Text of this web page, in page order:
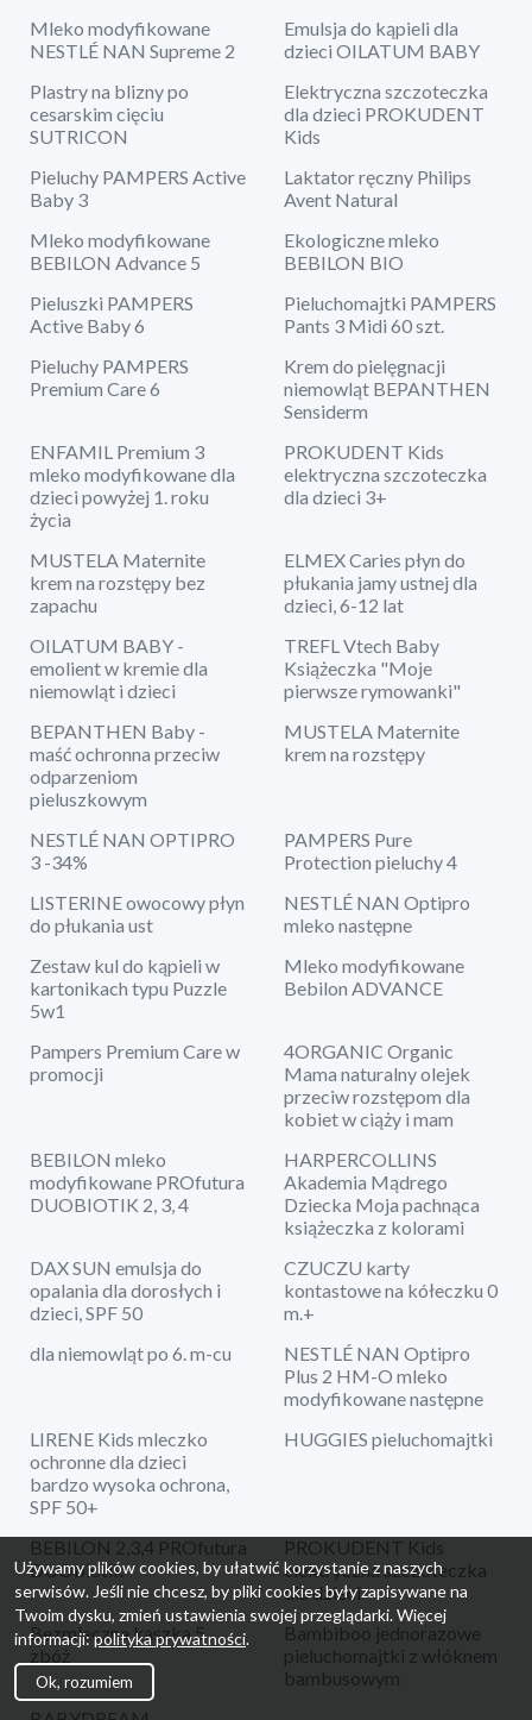
Mleko modyfikowane
NESTLÉ NAN Supreme 2
Emulsja do kąpieli dla
dzieci OILATUM BABY
Plastry na blizny po
cesarskim cięciu
SUTRICON
Elektryczna szczoteczka
dla dzieci PROKUDENT
Kids
Pieluchy PAMPERS Active
Baby 3
Laktator ręczny Philips
Avent Natural
Mleko modyfikowane
BEBILON Advance 5
Ekologiczne mleko
BEBILON BIO
Pieluszki PAMPERS
Active Baby 6
Pieluchomajtki PAMPERS
Pants 3 Midi 60 szt.
Pieluchy PAMPERS
Premium Care 6
Krem do pielęgnacji
niemowląt BEPANTHEN
Sensiderm
ENFAMIL Premium 3
mleko modyfikowane dla
dzieci powyżej 1. roku
życia
PROKUDENT Kids
elektryczna szczoteczka
dla dzieci 3+
MUSTELA Maternite
krem na rozstępy bez
zapachu
ELMEX Caries płyn do
płukania jamy ustnej dla
dzieci, 6-12 lat
OILATUM BABY -
emolient w kremie dla
niemowląt i dzieci
TREFL Vtech Baby
Książeczka "Moje
pierwsze rymowanki"
BEPANTHEN Baby -
maść ochronna przeciw
odparzeniom
pieluszkowym
MUSTELA Maternite
krem na rozstępy
NESTLÉ NAN OPTIPRO
3 -34%
PAMPERS Pure
Protection pieluchy 4
LISTERINE owocowy płyn
do płukania ust
NESTLÉ NAN Optipro
mleko następne
Zestaw kul do kąpieli w
kartonikach typu Puzzle
5w1
Mleko modyfikowane
Bebilon ADVANCE
Pampers Premium Care w
promocji
4ORGANIC Organic
Mama naturalny olejek
przeciw rozstępom dla
kobiet w ciąży i mam
BEBILON mleko
modyfikowane PROfutura
DUOBIOTIK 2, 3, 4
HARPERCOLLINS
Akademia Mądrego
Dziecka Moja pachnąca
książeczka z kolorami
DAX SUN emulsja do
opalania dla dorosłych i
dzieci, SPF 50
CZUCZU karty
kontastowe na kółeczku 0
m.+
dla niemowląt po 6. m-cu
NESTLÉ NAN Optipro
Plus 2 HM-O mleko
modyfikowane następne
LIRENE Kids mleczko
ochronne dla dzieci
bardzo wysoka ochrona,
SPF 50+
HUGGIES pieluchomajtki
BEBILON 2,3,4 PROfutura
DUObiotik
PROKUDENT Kids
elektryczna szczoteczka
dla dzieci
Bezmleczna kaszka 5
zbóż
Bambiboo jednorazowe
pieluchomajtki z włóknem
bambusowym
Używamy plików cookies, by ułatwić korzystanie z naszych
serwisów. Jeśli nie chcesz, by pliki cookies były zapisywane na
Twoim dysku, zmień ustawienia swojej przeglądarki. Więcej
informacji:polityka prywatności.
Ok, rozumiem